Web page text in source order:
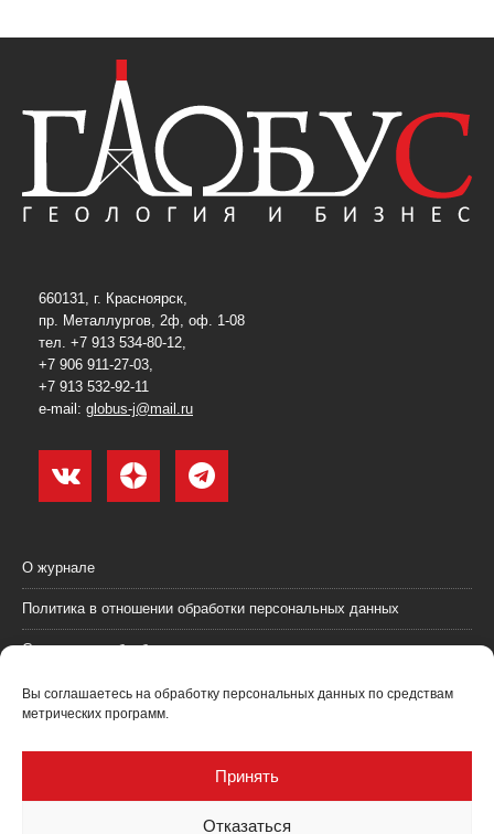
Вы соглашаетесь на обработку персональных данных по средствам
метрических программ.
Принять
Отказаться
660131, г. Красноярск,
пр. Металлургов, 2ф, оф. 1-08
тел. +7 913 534-80-12,
+7 906 911-27-03,
+7 913 532-92-11
e-mail: globus-j@mail.ru
О журнале
Политика в отношении обработки персональных данных
Согласие на обработку персональных данных
Пользовательское соглашение (оферта)